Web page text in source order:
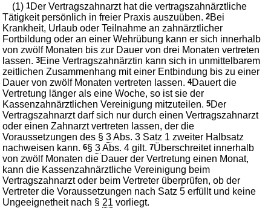
12 weitere Fassungen | wird in 17 Vorschriften zitiert
Abschnitt IX Vertreter, Assistenten, angestellte Zahnärzte
und Berufsausübungsgemeinschaft
(1)1Der Vertragszahnarzt hat die vertragszahnärztliche
Tätigkeit persönlich in freier Praxis auszuüben.2Bei
Krankheit, Urlaub oder Teilnahme an zahnärztlicher
Fortbildung oder an einer Wehrübung kann er sich innerhalb
von zwölf Monaten bis zur Dauer von drei Monaten vertreten
lassen.3Eine Vertragszahnärztin kann sich in unmittelbarem
zeitlichen Zusammenhang mit einer Entbindung bis zu einer
Dauer von zwölf Monaten vertreten lassen.4Dauert die
Vertretung länger als eine Woche, so ist sie der
Kassenzahnärztlichen Vereinigung mitzuteilen.5Der
Vertragszahnarzt darf sich nur durch einen Vertragszahnarzt
oder einen Zahnarzt vertreten lassen, der die
Voraussetzungen des §3Abs. 3 Satz 1 zweiter Halbsatz
nachweisen kann.6§3Abs. 4 gilt.7Überschreitet innerhalb
von zwölf Monaten die Dauer der Vertretung einen Monat,
kann die Kassenzahnärztliche Vereinigung beim
Vertragszahnarzt oder beim Vertreter überprüfen, ob der
Vertreter die Voraussetzungen nach Satz 5 erfüllt und keine
Ungeeignetheit nach § 21 vorliegt.